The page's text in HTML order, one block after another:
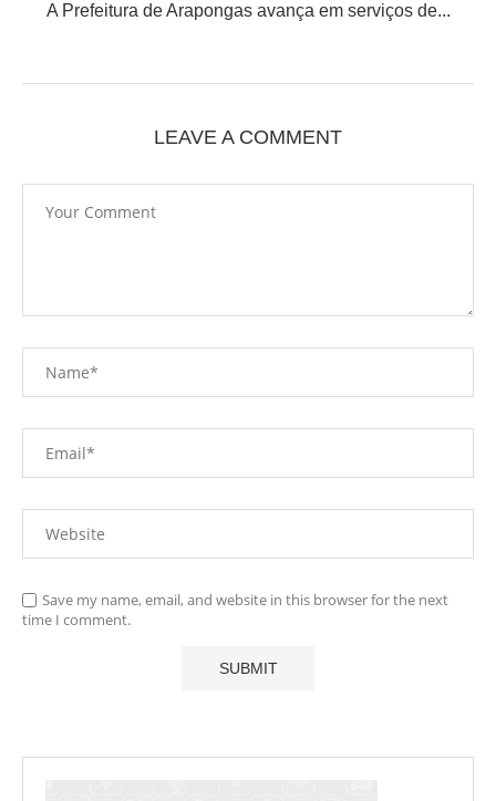
A Prefeitura de Arapongas avança em serviços de...
LEAVE A COMMENT
Save my name, email, and website in this browser for the next
time I comment.